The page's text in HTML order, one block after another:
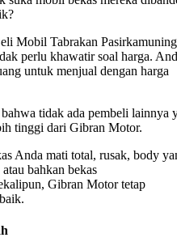
Mobil Tabrakan
perlu khawatir soal harga.
untuk menjual dengan harga
tidak ada pembeli lainnya
tinggi dari Gibran Motor.
Anda mati total, rusak, body
bahkan bekas
Gibran Motor tetap